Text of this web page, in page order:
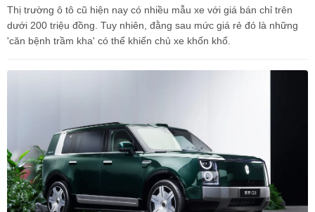
Thị trường ô tô cũ hiện nay có nhiều mẫu xe với giá bán chỉ trên
dưới 200 triệu đồng. Tuy nhiên, đằng sau mức giá rẻ đó là những
'căn bệnh trầm kha' có thể khiến chủ xe khốn khổ.